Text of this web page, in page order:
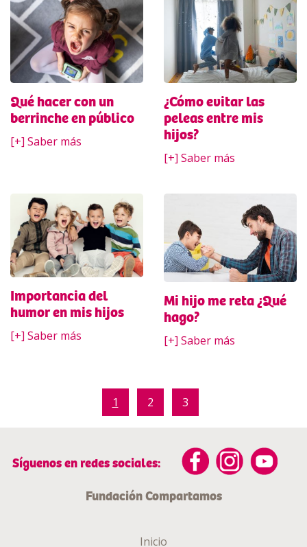
Qué hacer con un
berrinche en público
[+] Saber más
¿Cómo evitar las
peleas entre mis
hijos?
[+] Saber más
Importancia del
humor en mis hijos
[+] Saber más
Mi hijo me reta ¿Qué
hago?
[+] Saber más
1 2 3
Síguenos en redes sociales:
Fundación Compartamos
Inicio